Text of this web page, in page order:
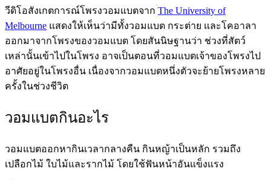
วีดิโอสังเกตการณ์โพรงวอมแบตจาก The University of
Melbourne แสดงให้เห็นว่ามีทั้งวอมแบต กระต่าย และโคอาลา
ออกมาจากโพรงของวอมแบต โดยสันนิษฐานว่า ช่วงที่สัตว์
เหล่านั้นเข้าไปในโพรง อาจเป็นตอนที่วอมแบตเจ้าของโพรงไป
อาศัยอยู่ในโพรงอื่น เนื่องจากวอมแบตหนึ่งตัวจะย้ายโพรงหลาย
ครั้งในช่วงชีวิต
วอมแบตกินอะไร
วอมแบตออกหากินเวลากลางคืน กินหญ้าเป็นหลัก รวมถึง
เปลือกไม้ ใบไม้และรากไม้ โดยใช้ฟันหน้าอันแข็งแรง